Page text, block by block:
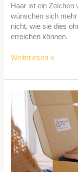
Haar ist ein Zeichen
wünschen sich
nicht, wie sie dies
erreichen können.
Weiterlesen »
Trendige
im
E-
Commerce